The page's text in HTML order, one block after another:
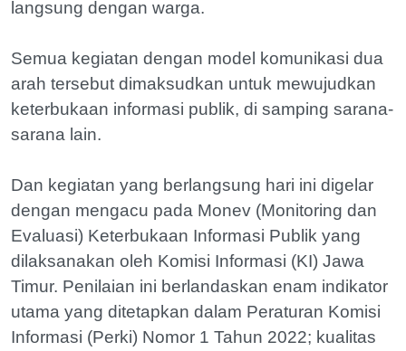
langsung dengan warga.
Semua kegiatan dengan model komunikasi dua
arah tersebut dimaksudkan untuk mewujudkan
keterbukaan informasi publik, di samping sarana-
sarana lain.
Dan kegiatan yang berlangsung hari ini digelar
dengan mengacu pada Monev (Monitoring dan
Evaluasi) Keterbukaan Informasi Publik yang
dilaksanakan oleh Komisi Informasi (KI) Jawa
Timur. Penilaian ini berlandaskan enam indikator
utama yang ditetapkan dalam Peraturan Komisi
Informasi (Perki) Nomor 1 Tahun 2022; kualitas